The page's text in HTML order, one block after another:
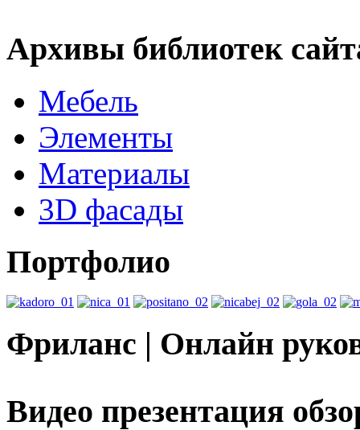
Архивы библиотек
Мебель
Элементы
Материалы
3D фасады
Портфолио
Фриланс | Онлайн
Видео презентация